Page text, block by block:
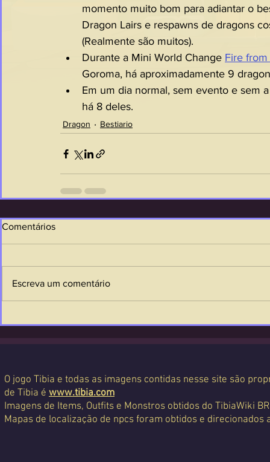
momento muito bom para adiantar o
Dragon Lairs e respawns de dragons
(Realmente são muitos).
Durante a Mini World Change Fire
Goroma, há aproximadamente 9
Em um dia normal, sem evento e sem
há 8 deles.
Dragon Bestiario
Comentários
Escreva um comentário
O jogo Tibia e todas as imagens contidas nesse site são
de Tibia é www.tibia.com
Imagens de Items, Outfits e Monstros obtidos do TibiaWiki
Mapas de localização de npcs foram obtidos e direcionados